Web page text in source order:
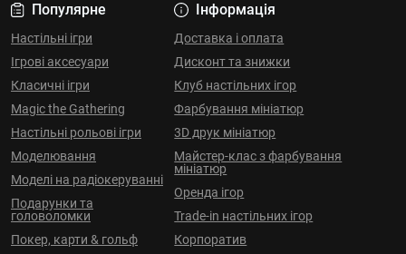
Популярне
Настільні ігри
Ігрові аксесуари
Класичні ігри
Magic the Gathering
Настільні рольові ігри
Моделювання
Моделі на радіокеруванні
Подарунки та
головоломки
Покер, карти & гольф
Інформація
Доставка і оплата
Дисконт та знижки
Клуб настільних ігор
Фарбування мініатюр
3D друк мініатюр
Майстер-клас з фарбування
мініатюр
Оренда ігор
Trade-in настільних ігор
Корпоратив